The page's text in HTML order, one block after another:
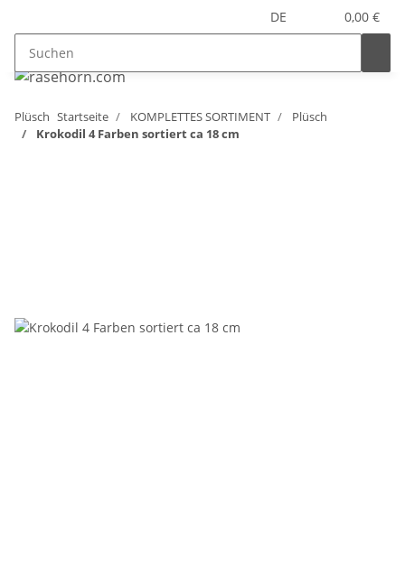
DE 0,00 €
Plüsch Startseite KOMPLETTES SORTIMENT
Plüsch
Krokodil 4 Farben sortiert ca 18 cm